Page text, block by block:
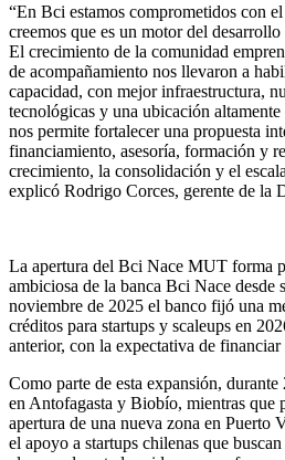
“En Bci estamos comprometidos con
creemos que es un motor del
El crecimiento de la comunidad
de acompañamiento nos llevaron a
capacidad, con mejor infraestructura,
tecnológicas y una ubicación
nos permite fortalecer una propuesta
financiamiento, asesoría, formación y
crecimiento, la consolidación y el
explicó Rodrigo Corces, gerente de la
La apertura del Bci Nace MUT forma
ambiciosa de la banca Bci Nace desde
noviembre de 2025 el banco fijó una
créditos para startups y scaleups en
anterior, con la expectativa de financiar
Como parte de esta expansión,
en Antofagasta y Biobío, mientras que
apertura de una nueva zona en Puerto
el apoyo a startups chilenas que